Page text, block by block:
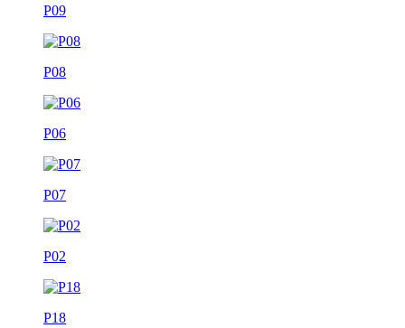
P09
P08
P06
P07
P02
P18